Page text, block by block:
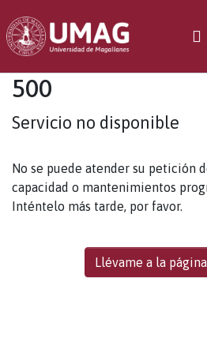
500
Servicio no disponible
No se puede atender su petición
capacidad o mantenimientos
Inténtelo más tarde, por favor.
Llévame a la